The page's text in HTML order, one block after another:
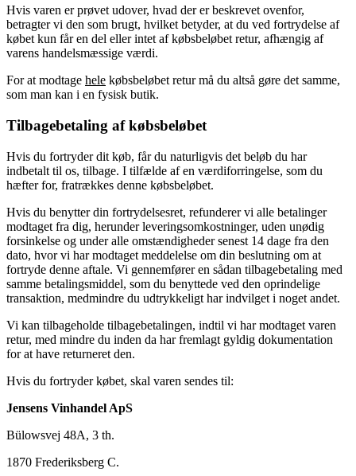
Hvis varen er prøvet udover, hvad der er beskrevet ovenfor,
betragter vi den som brugt, hvilket betyder, at du ved fortrydelse af
købet kun får en del eller intet af købsbeløbet retur, afhængig af
varens handelsmæssige værdi.
For at modtage hele købsbeløbet retur må du altså gøre det samme,
som man kan i en fysisk butik.
Tilbagebetaling af købsbeløbet
Hvis du fortryder dit køb, får du naturligvis det beløb du har
indbetalt til os, tilbage. I tilfælde af en værdiforringelse, som du
hæfter for, fratrækkes denne købsbeløbet.
Hvis du benytter din fortrydelsesret, refunderer vi alle betalinger
modtaget fra dig, herunder leveringsomkostninger, uden unødig
forsinkelse og under alle omstændigheder senest 14 dage fra den
dato, hvor vi har modtaget meddelelse om din beslutning om at
fortryde denne aftale. Vi gennemfører en sådan tilbagebetaling med
samme betalingsmiddel, som du benyttede ved den oprindelige
transaktion, medmindre du udtrykkeligt har indvilget i noget andet.
Vi kan tilbageholde tilbagebetalingen, indtil vi har modtaget varen
retur, med mindre du inden da har fremlagt gyldig dokumentation
for at have returneret den.
Hvis du fortryder købet, skal varen sendes til:
Jensens Vinhandel ApS
Bülowsvej 48A, 3 th.
1870 Frederiksberg C.